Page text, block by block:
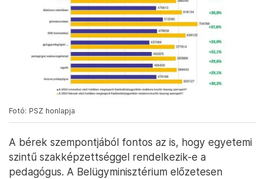
Fotó: PSZ honlapja
A bérek szempontjából fontos az is, hogy egyetemi
szintű szakképzettséggel rendelkezik-e a
pedagógus. A Belügyminisztérium előzetesen